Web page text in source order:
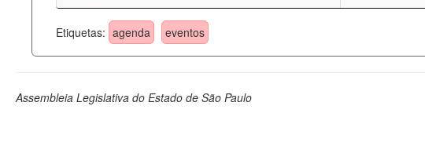
Etiquetas: agenda eventos
Assembleia Legislativa do Estado de São Paulo